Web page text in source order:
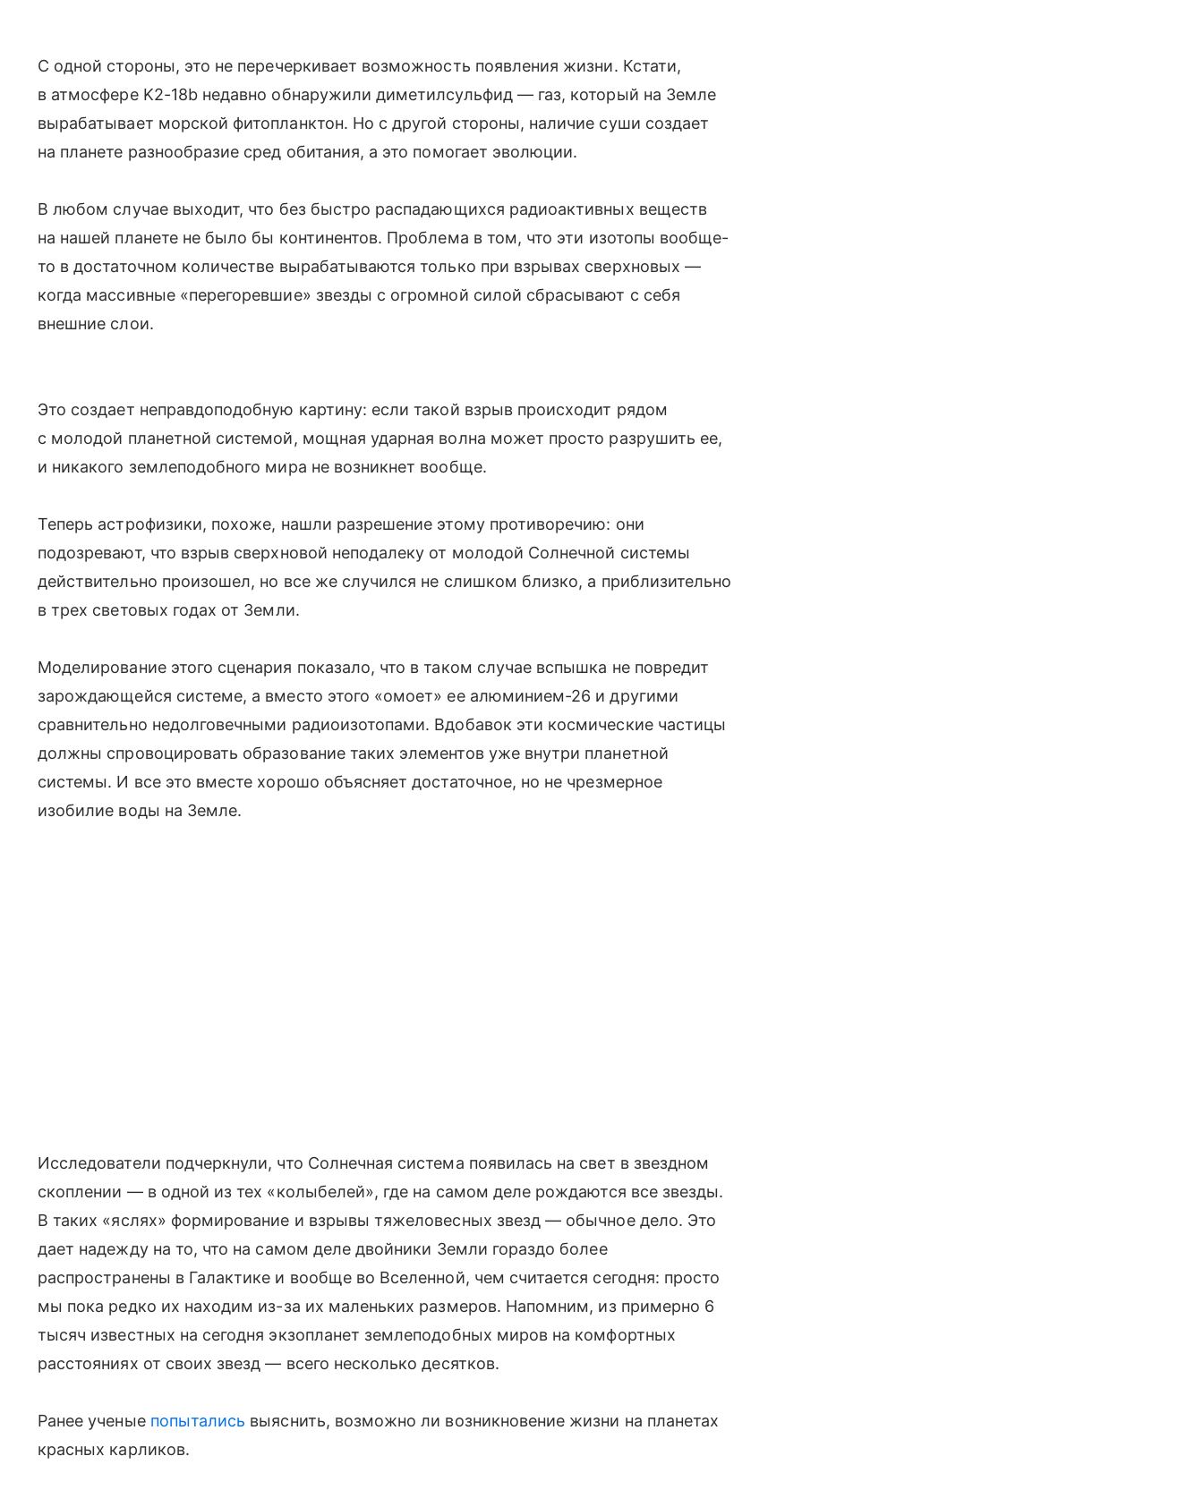
С одной стороны, это не перечеркивает возможность появления жизни. Кстати,
в атмосфере K2-18b недавно обнаружили диметилсульфид — газ, который на Земле
вырабатывает морской фитопланктон. Но с другой стороны, наличие суши создает
на планете разнообразие сред обитания, а это помогает эволюции.
В любом случае выходит, что без быстро распадающихся радиоактивных веществ
на нашей планете не было бы континентов. Проблема в том, что эти изотопы вообще-
то в достаточном количестве вырабатываются только при взрывах сверхновых —
когда массивные «перегоревшие» звезды с огромной силой сбрасывают с себя
внешние слои.
Это создает неправдоподобную картину: если такой взрыв происходит рядом
с молодой планетной системой, мощная ударная волна может просто разрушить ее,
и никакого землеподобного мира не возникнет вообще.
Теперь астрофизики, похоже, нашли разрешение этому противоречию: они
подозревают, что взрыв сверхновой неподалеку от молодой Солнечной системы
действительно произошел, но все же случился не слишком близко, а приблизительно
в трех световых годах от Земли.
Моделирование этого сценария показало, что в таком случае вспышка не повредит
зарождающейся системе, а вместо этого «омоет» ее алюминием-26 и другими
сравнительно недолговечными радиоизотопами. Вдобавок эти космические частицы
должны спровоцировать образование таких элементов уже внутри планетной
системы. И все это вместе хорошо объясняет достаточное, но не чрезмерное
изобилие воды на Земле.
Исследователи подчеркнули, что Солнечная система появилась на свет в звездном
скоплении — в одной из тех «колыбелей», где на самом деле рождаются все звезды.
В таких «яслях» формирование и взрывы тяжеловесных звезд — обычное дело. Это
дает надежду на то, что на самом деле двойники Земли гораздо более
распространены в Галактике и вообще во Вселенной, чем считается сегодня: просто
мы пока редко их находим из-за их маленьких размеров. Напомним, из примерно 6
тысяч известных на сегодня экзопланет землеподобных миров на комфортных
расстояниях от своих звезд — всего несколько десятков.
Ранее ученые попытались выяснить, возможно ли возникновение жизни на планетах
красных карликов.